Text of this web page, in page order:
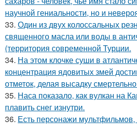
научной гениальности, но и
33. Один из двух колоссальных
священного масла или воды в
(территория современной Турции.
34. На этом клочке суши в
концентрация ядовитых змей
отметок, делая высадку
35. Наса показало, как вулкан на
плавить снег изнутри.
36. Есть персонажи